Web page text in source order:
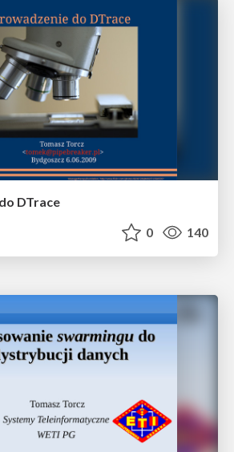
DTrace
0 140